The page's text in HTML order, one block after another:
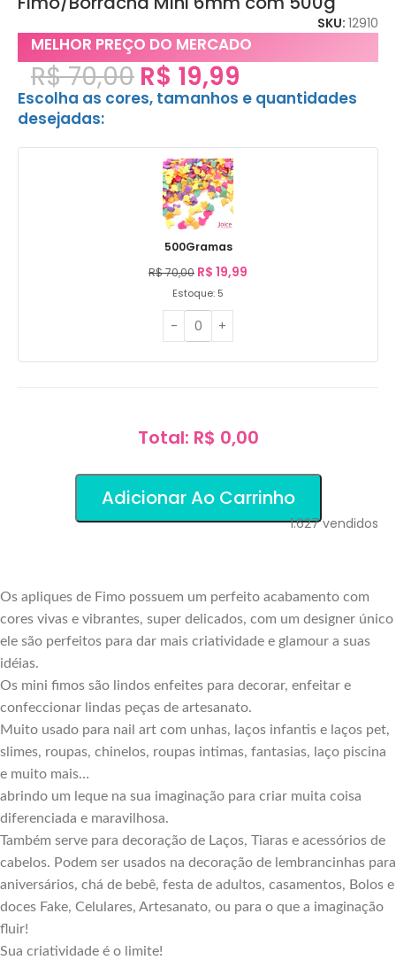
SKU: 12910
MELHOR PREÇO DO MERCADO
R$70,00 R$ 19,99
Escolha as cores, tamanhos e quantidades
desejadas:
500Gramas
R$70,00 R$ 19,99
Estoque: 5
Total: R$ 0,00
Adicionar Ao Carrinho
1.627vendidos
Os apliques de Fimo possuem um perfeito acabamento com
cores vivas e vibrantes, super delicados, com um designer único
ele são perfeitos para dar mais criatividade e glamour a suas
idéias.
Os mini fimos são lindos enfeites para decorar, enfeitar e
confeccionar lindas peças de artesanato.
Muito usado para nail art com unhas, laços infantis e laços pet,
slimes, roupas, chinelos, roupas intimas, fantasias, laço piscina
e muito mais…
abrindo um leque na sua imaginação para criar muita coisa
diferenciada e maravilhosa.
Também serve para decoração de Laços, Tiaras e acessórios de
cabelos. Podem ser usados na decoração de lembrancinhas para
aniversários, chá de bebê, festa de adultos, casamentos, Bolos e
doces Fake, Celulares, Artesanato, ou para o que a imaginação
fluir!
Sua criatividade é o limite!